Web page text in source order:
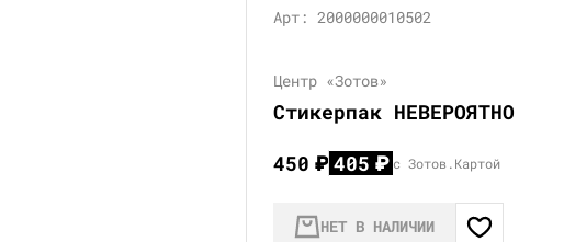
Арт: 2000000010502
Центр «Зотов»
Стикерпак НЕВЕРОЯТНО
450₽ 405₽ с Зотов.Картой
НЕТ В НАЛИЧИИ